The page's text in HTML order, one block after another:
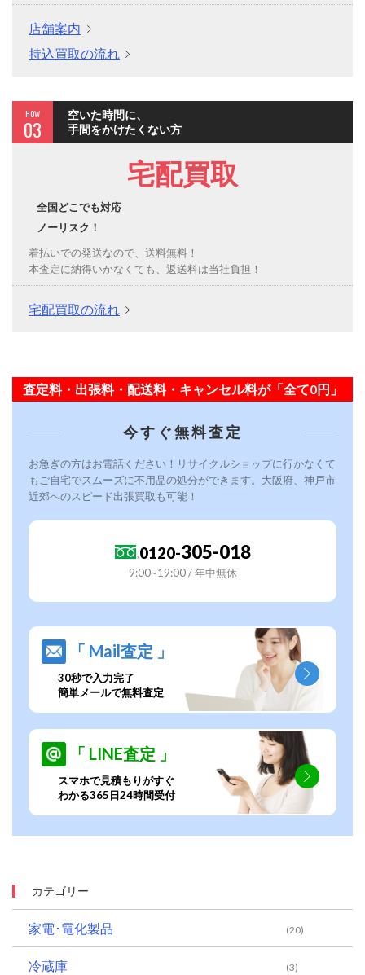
店舗案内
持込買取の流れ
HOW
03
空いた時間に、
手間をかけたくない方
宅配買取
全国どこでも対応
ノーリスク！
着払いでの発送なので、送料無料！
本査定に納得いかなくても、返送料は当社負担！
宅配買取の流れ
査定料・出張料・配送料・キャンセル料が「全て0円」
今すぐ無料査定
お急ぎの方はお電話ください！リサイクルショップに行かなくて
もご自宅でスムーズに不用品の処分ができます。大阪府、神戸市
近郊へのスピード出張買取も可能！
0120-305-018
9:00~19:00 / 年中無休
「 Mail査定 」
30秒で入力完了
簡単メールで無料査定
「 LINE査定 」
スマホで見積もりがすぐ
わかる365日24時間受付
カテゴリー
家電･電化製品 (20)
冷蔵庫 (3)